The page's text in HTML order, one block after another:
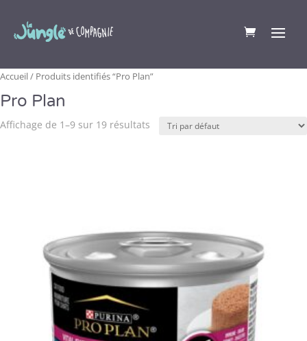
Accueil/ Produits identifiés “Pro Plan”
Pro Plan
Affichage de 1–9 sur 19 résultats